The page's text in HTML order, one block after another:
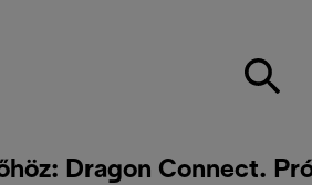
Dragon Connect.